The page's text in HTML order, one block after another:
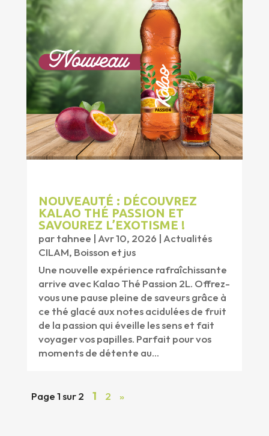
NOUVEAUTÉ : DÉCOUVREZ
KALAO THÉ PASSION ET
SAVOUREZ L’EXOTISME !
partahnee | Avr 10, 2026 | Actualités
CILAM, Boisson et jus
Une nouvelle expérience rafraîchissante
arrive avec Kalao Thé Passion 2L. Offrez-
vous une pause pleine de saveurs grâce à
ce thé glacé aux notes acidulées de fruit
de la passion qui éveille les sens et fait
voyager vos papilles. Parfait pour vos
moments de détente au...
Page 1 sur 2 1 2 »